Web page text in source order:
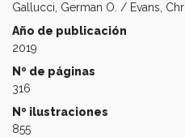
Gallucci, German O. / Evans,
Año de publicación
2019
Nº de páginas
316
Nº ilustraciones
855